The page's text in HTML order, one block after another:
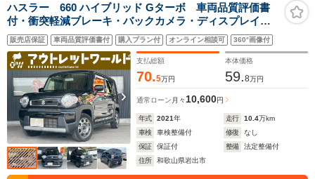
ハスラー 660 ハイブリッド Gターボ 車両品質評価書
付・衝突軽減ブレーキ・バックカメラ・ディスプレイオ
ーディオ・アダクティブクルーズコントロール・
Bluetooth・運転席助手席シートヒーター・Aエアコン・
オートライト・クリアランスソナー
販売店保証 車両品質評価書付 購入プラン付 オンライン相談可 360°画像付
支払総額
70.5万円
本体価格
59.8万円
通常ローン 月々 10,600円
年式 2021年 走行 10.4万km
車検
車検整備付 修復
なし
保証
保証付 整備
法定整備付
住所
和歌山県岩出市